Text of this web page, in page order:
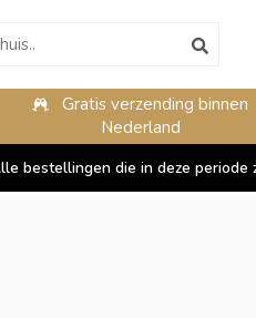
Gratis verzending binnen
Nederland
bestellingen die in deze